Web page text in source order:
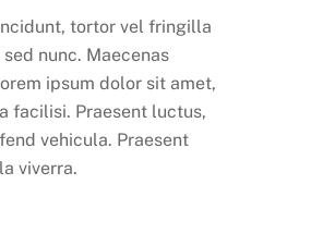
tortor vel fringilla
nunc. Maecenas
ipsum dolor sit amet,
facilisi. Praesent luctus,
vehicula. Praesent
viverra.